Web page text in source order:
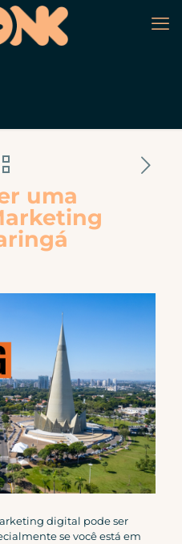
uma
digital pode ser
se você está em